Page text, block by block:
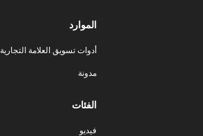
الموارد
أدوات تسويق العلامة التجارية
مدونة
الفئات
فيديو